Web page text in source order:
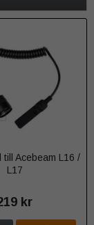
till Acebeam L16 /
L17
kr